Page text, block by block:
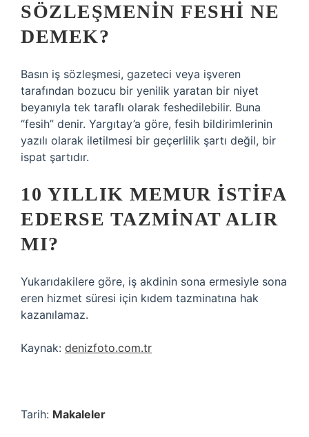
SÖZLEŞMENIN FESHI NE
DEMEK?
Basın iş sözleşmesi, gazeteci veya işveren
tarafından bozucu bir yenilik yaratan bir niyet
beyanıyla tek taraflı olarak feshedilebilir. Buna
“fesih” denir. Yargıtay’a göre, fesih bildirimlerinin
yazılı olarak iletilmesi bir geçerlilik şartı değil, bir
ispat şartıdır.
10 YILLIK MEMUR ISTIFA
EDERSE TAZMINAT ALIR
MI?
Yukarıdakilere göre, iş akdinin sona ermesiyle sona
eren hizmet süresi için kıdem tazminatına hak
kazanılamaz.
Kaynak: denizfoto.com.tr
Tarih: Makaleler